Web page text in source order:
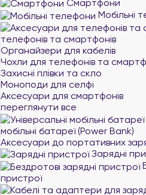
Смартфони
Мобільні
телефонів та смартфонів
Органайзери для кабелів
Чохли для телефонів та
Захисні плівки та скло
Моноподи для селфі
Аксесуари для смартфонів
переглянути все
мобільні батареї (Power Bank)
Аксесуари до портативних
Зарядні
пристрої